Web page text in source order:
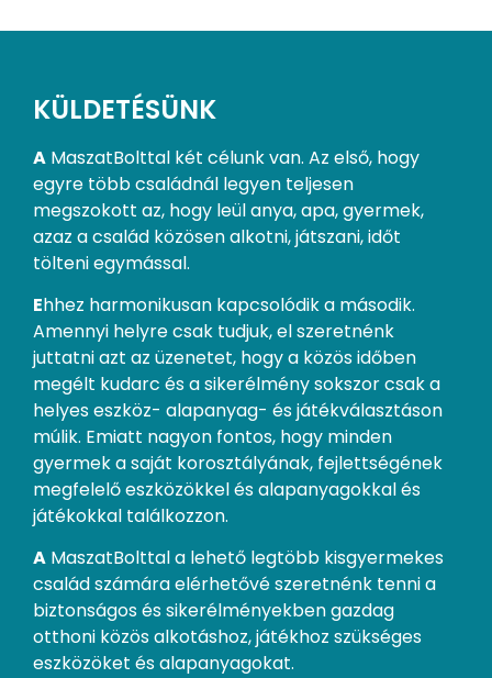
KÜLDETÉSÜNK
A MaszatBolttal két célunk van. Az első, hogy
egyre több családnál legyen teljesen
megszokott az, hogy leül anya, apa, gyermek,
azaz a család közösen alkotni, játszani, időt
tölteni egymással.
Ehhez harmonikusan kapcsolódik a második.
Amennyi helyre csak tudjuk, el szeretnénk
juttatni azt az üzenetet, hogy a közös időben
megélt kudarc és a sikerélmény sokszor csak a
helyes eszköz- alapanyag- és játékválasztáson
múlik. Emiatt nagyon fontos, hogy minden
gyermek a saját korosztályának, fejlettségének
megfelelő eszközökkel és alapanyagokkal és
játékokkal találkozzon.
A MaszatBolttal a lehető legtöbb kisgyermekes
család számára elérhetővé szeretnénk tenni a
biztonságos és sikerélményekben gazdag
otthoni közös alkotáshoz, játékhoz szükséges
eszközöket és alapanyagokat.